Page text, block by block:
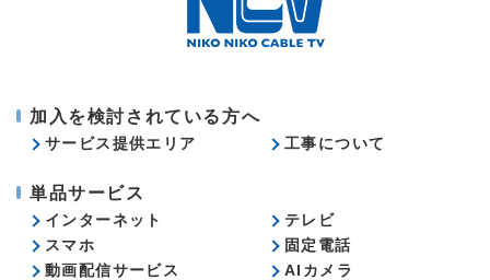
加入を検討されている方へ
サービス提供エリア 工事について
単品サービス
インターネット
テレビ
スマホ
固定電話
動画配信サービス
AIカメラ